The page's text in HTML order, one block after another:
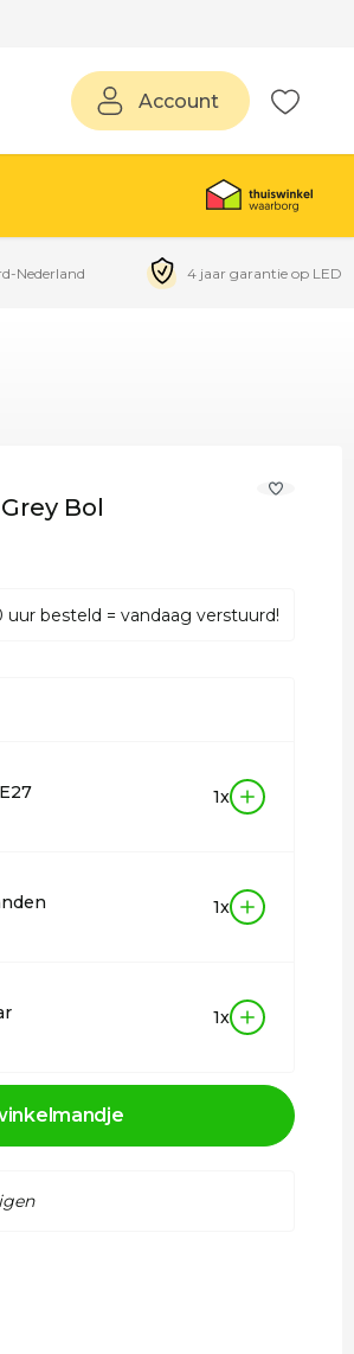
Account
Nederland 4 jaar garantie op LED
Bol
besteld = vandaag verstuurd!
1x
1x
1x